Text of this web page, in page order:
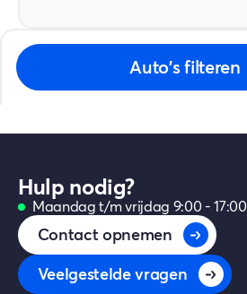
Auto's filteren
Hulp nodig?
Maandag t/m vrijdag 9:00 - 17:00
Contact opnemen
Veelgestelde vragen